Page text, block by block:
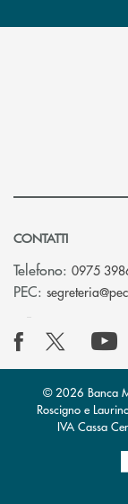
CONTATTI
Telefono: 0975
PEC:
© 2026 Banca
Roscigno e
IVA Cassa